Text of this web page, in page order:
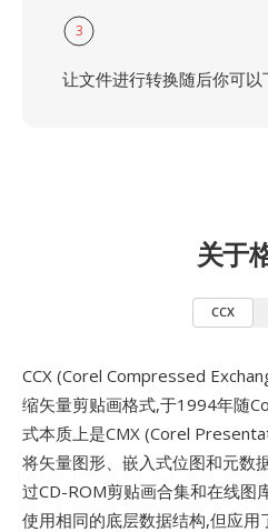
3
让文件进行转换随后你可
关于
CCX
CCX (Corel Compressed
缩矢量剪贴画格式,于1994年随
式本质上是CMX (Corel
将矢量图形、嵌入式位图和元数
过CD-ROM剪贴画合集和在线图
使用相同的底层数据结构,但应